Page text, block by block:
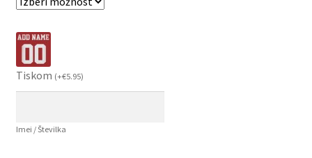
Tiskom (+€5.95)
Imei / Številka